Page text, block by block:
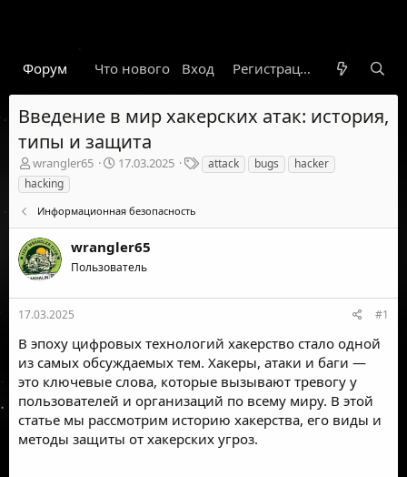
Форум Что нового Гарант Новости
Вход Регистрация
Введение в мир хакерских атак: история,
типы и защита
А
в
т
о
р
т
е
м
wrangler65
Д
а
н
а
а
17.03.2025
Т
е
attack bugs
hacker
hacking
Информационная безопасность
wrangler65
Пользователь
17.03.2025 #1
В эпоху цифровых технологий хакерство стало одной
из самых обсуждаемых тем. Хакеры, атаки и баги —
это ключевые слова, которые вызывают тревогу у
пользователей и организаций по всему миру. В этой
статье мы рассмотрим историю хакерства, его виды и
методы защиты от хакерских угроз.